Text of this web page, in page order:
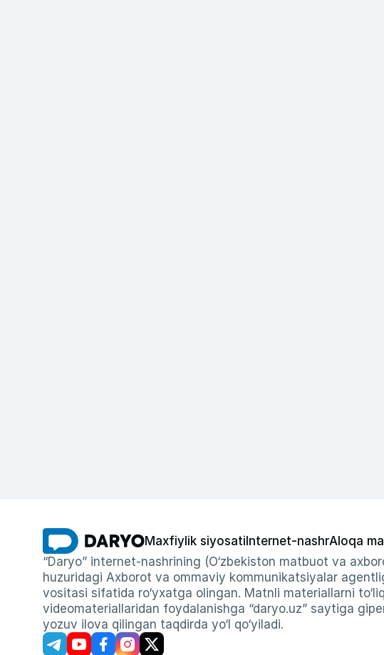
Maxfiylik siyosati Internet-nashrAloqa
“Daryo” internet-nashrining (O‘zbekiston matbuot va
huzuridagi Axborot va ommaviy kommunikatsiyalar
vositasi sifatida ro‘yxatga olingan. Matnli materiallarni
videomateriallaridan foydalanishga “daryo.uz” saytiga
yozuv ilova qilingan taqdirda yo‘l qo‘yiladi.